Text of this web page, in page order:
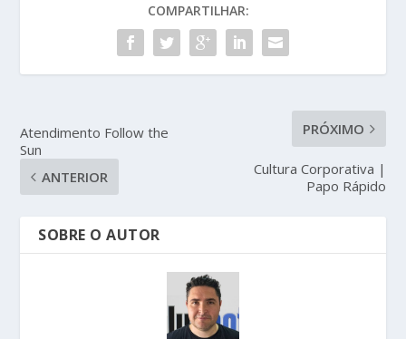
COMPARTILHAR:
Atendimento Follow the
Sun
ANTERIOR
PRÓXIMO
Cultura Corporativa |
Papo Rápido
SOBRE O AUTOR